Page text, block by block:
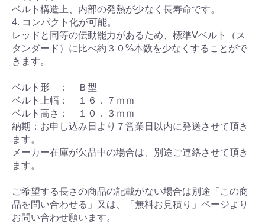
ベルト構造上、内部の発熱が少なく長寿命です。
4. コンパクト化が可能。
レッドと同等の伝動能力があるため、標準Vベルト（ス
タンダード）に比べ約３０%本数を少なくすることがで
きます。
ベルト形 ： Ｂ型
ベルト上幅： １６．７ｍｍ
ベルト高さ： １０．３ｍｍ
納期：お申し込み日より７営業日以内に発送させて頂き
ます。
メーカー在庫が欠品中の場合は、別途ご連絡させて頂き
ます。
ご希望する長さの商品の記載がない場合は別途「この商
品を問い合わせる」又は、「無料お見積り」ページより
お問い合わせ願います。